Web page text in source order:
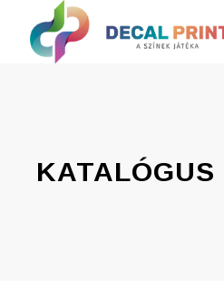
KATALÓGUS